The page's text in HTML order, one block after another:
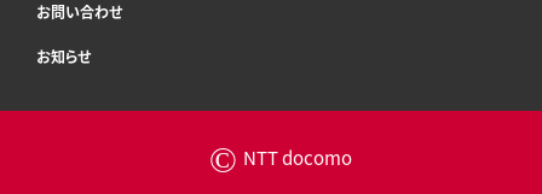
お問い合わせ
お知らせ
© NTT docomo